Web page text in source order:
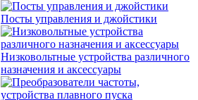
Посты управления и джойстики
Низковольтные устройства различного
назначения и аксессуары